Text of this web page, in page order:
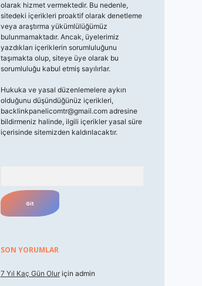
olarak hizmet vermektedir. Bu nedenle,
sitedeki içerikleri proaktif olarak denetleme
veya araştırma yükümlülüğümüz
bulunmamaktadır. Ancak, üyelerimiz
yazdıkları içeriklerin sorumluluğunu
taşımakta olup, siteye üye olarak bu
sorumluluğu kabul etmiş sayılırlar.
Hukuka ve yasal düzenlemelere aykırı
olduğunu düşündüğünüz içerikleri,
backlinkpanelicomtr@gmail.comadresine
bildirmeniz halinde, ilgili içerikler yasal süre
içerisinde sitemizden kaldırılacaktır.
SON YORUMLAR
7 Yıl Kaç Gün Oluriçin admin